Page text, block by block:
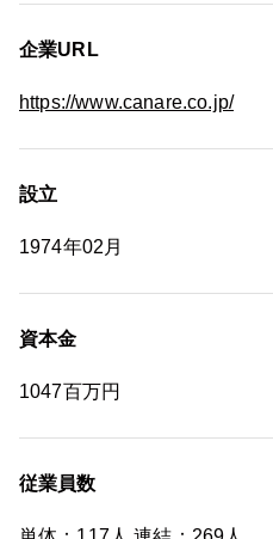
企業URL
https://www.canare.co.jp/
設立
1974年02月
資本金
1047百万円
従業員数